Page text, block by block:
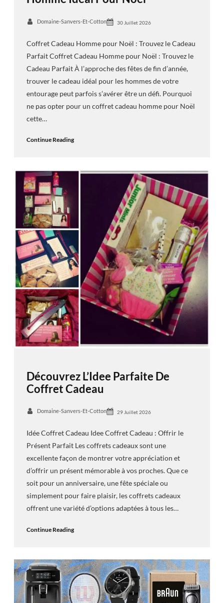
Domaine-Sanvers-Et-Cotton 30 Juillet 2026
Coffret Cadeau Homme pour Noël : Trouvez le Cadeau
Parfait Coffret Cadeau Homme pour Noël : Trouvez le
Cadeau Parfait À l’approche des fêtes de fin d’année,
trouver le cadeau idéal pour les hommes de votre
entourage peut parfois s’avérer être un défi. Pourquoi
ne pas opter pour un coffret cadeau homme pour Noël
cette…
Continue Reading
Découvrez L’Idee Parfaite De
Coffret Cadeau
Domaine-Sanvers-Et-Cotton 29 Juillet 2026
Idée Coffret Cadeau Idee Coffret Cadeau : Offrir le
Présent Parfait Les coffrets cadeaux sont une
excellente façon de montrer votre appréciation et
d’offrir un présent mémorable à vos proches. Que ce
soit pour un anniversaire, une fête spéciale ou
simplement pour faire plaisir, les coffrets cadeaux
offrent une variété d’options adaptées à tous les…
Continue Reading